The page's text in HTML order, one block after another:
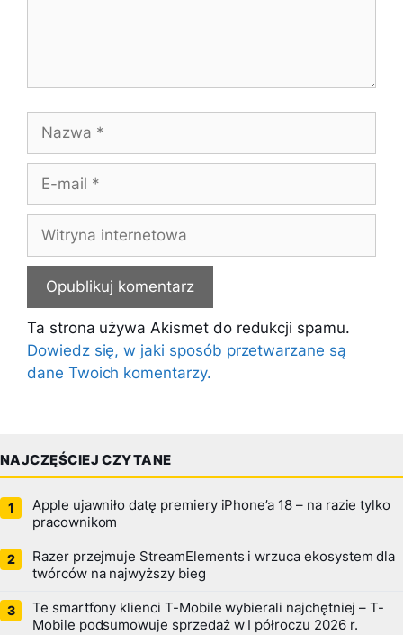
mail
internetowa
Ta strona używa Akismet do redukcji spamu.
Dowiedz się, w jaki sposób przetwarzane są
dane Twoich komentarzy.
NAJCZĘŚCIEJ CZYTANE
Apple ujawniło datę premiery iPhone’a 18 – na razie tylko
pracownikom
Razer przejmuje StreamElements i wrzuca ekosystem dla
twórców na najwyższy bieg
Te smartfony klienci T-Mobile wybierali najchętniej – T-
Mobile podsumowuje sprzedaż w I półroczu 2026 r.